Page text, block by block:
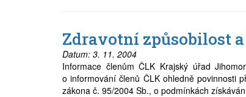
Zdravotní způsobilost
Datum: 3. 11. 2004
Informace členům ČLK Krajský úřad
o informování členů ČLK ohledně povinnosti
zákona č. 95/2004 Sb., o podmínkách